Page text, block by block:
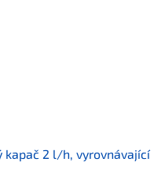
kapač 2 l/h, vyrovnávající